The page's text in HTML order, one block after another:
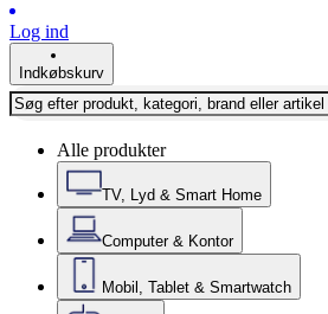
Log ind
Indkøbskurv
Alle produkter
TV, Lyd & Smart Home
Computer & Kontor
Mobil, Tablet & Smartwatch